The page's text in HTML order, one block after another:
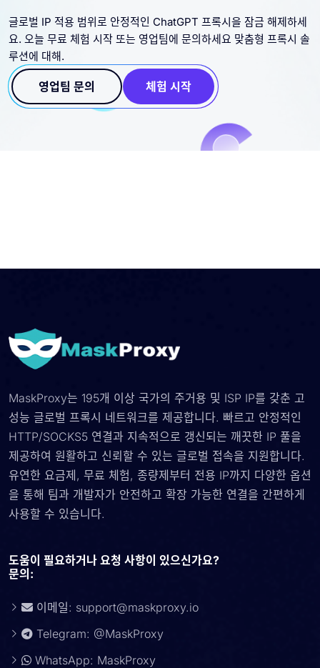
글로벌 IP 적용 범위로 안정적인 ChatGPT 프록시을 잠금 해제하세
요. 오늘 무료 체험 시작 또는 영업팀에 문의하세요 맞춤형 프록시 솔
루션에 대해.
영업팀 문의 체험 시작
MaskProxy는 195개 이상 국가의 주거용 및 ISP IP를 갖춘 고
성능 글로벌 프록시 네트워크를 제공합니다. 빠르고 안정적인
HTTP/SOCKS5 연결과 지속적으로 갱신되는 깨끗한 IP 풀을
제공하여 원활하고 신뢰할 수 있는 글로벌 접속을 지원합니다.
유연한 요금제, 무료 체험, 종량제부터 전용 IP까지 다양한 옵션
을 통해 팀과 개발자가 안전하고 확장 가능한 연결을 간편하게
사용할 수 있습니다.
도움이 필요하거나 요청 사항이 있으신가요?
문의:
이메일: support@maskproxy.io
Telegram: @MaskProxy
WhatsApp: MaskProxy